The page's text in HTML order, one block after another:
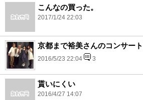
こんなの買った。
2017/1/24 22:03
京都まで裕美さんのコンサート
2016/5/23 22:04 3
貰いにくい
2016/4/27 14:07